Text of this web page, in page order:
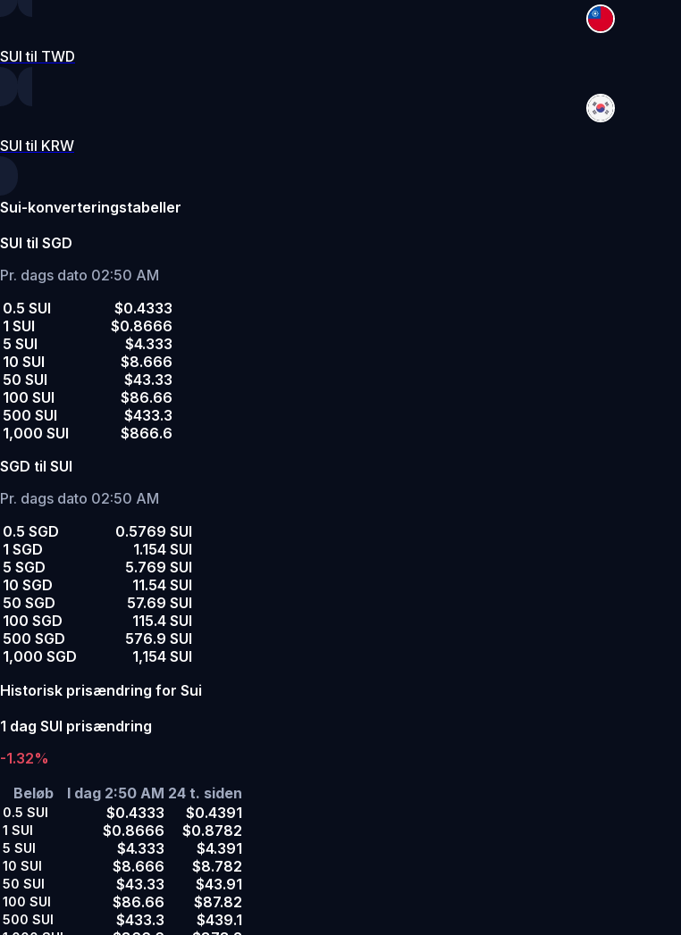
SUI til TWD
SUI til KRW
Sui-konverteringstabeller
SUI til SGD
Pr. dags dato 02:50 AM
0.5 SUI
$0.4333
1 SUI
$0.8666
5 SUI
$4.333
10 SUI
$8.666
50 SUI
$43.33
100 SUI
$86.66
500 SUI
$433.3
1,000 SUI
$866.6
SGD til SUI
Pr. dags dato 02:50 AM
0.5 SGD
0.5769 SUI
1 SGD
1.154 SUI
5 SGD
5.769 SUI
10 SGD
11.54 SUI
50 SGD
57.69 SUI
100 SGD
115.4 SUI
500 SGD
576.9 SUI
1,000 SGD
1,154 SUI
Historisk prisændring for Sui
1 dag SUI prisændring
-1.32%
Beløb
I dag 2:50 AM 24 t. siden
0.5 SUI $0.4333 $0.4391
1 SUI $0.8666 $0.8782
5 SUI $4.333 $4.391
10 SUI $8.666 $8.782
50 SUI $43.33 $43.91
100 SUI $86.66 $87.82
500 SUI $433.3 $439.1